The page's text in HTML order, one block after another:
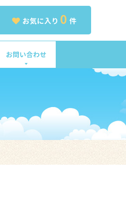
お気に入り 0 件
お問い合わせ